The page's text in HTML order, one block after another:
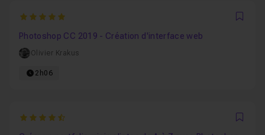
5
Photoshop CC 2019 - Création d'interface web
Olivier Krakus
2h06
4.8571428571429